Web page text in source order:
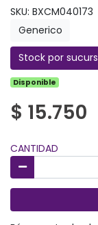
SKU: BXCM040173
Generico
Stock por
Disponible
$ 15.750
CANTIDAD